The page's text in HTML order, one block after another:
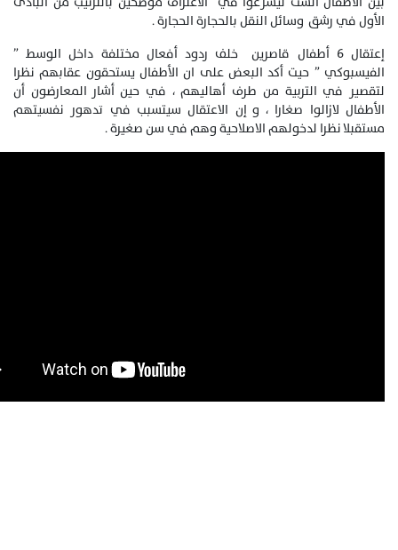
الأول في رشق وسائل النقل بالحجارة الحجارة .
إعتقال 6 أطفال قاصرين خلف ردود أفعال مختلفة داخل الوسط ”
الفيسبوكي ” حيت أكد البعض على ان الأطفال يستحقون عقابهم نظرا
لتقصير في التربية من طرف أهاليهم ، في حين أشار المعارضون أن
الأطفال لازالوا صغارا ، و إن الاعتقال سيتسبب في تدهور نفسيتهم
مستقبلا نظرا لدخولهم الاصلاحية وهم في سن صغيرة .